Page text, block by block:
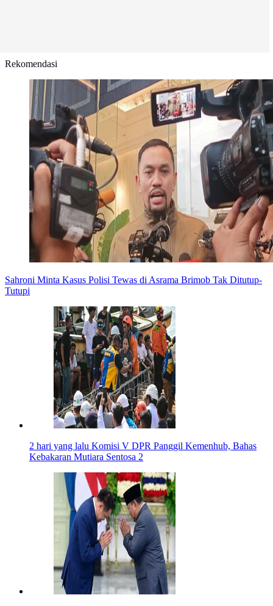
Rekomendasi
Sahroni Minta Kasus Polisi Tewas di Asrama Brimob Tak Ditutup-
Tutupi
2 hari yang lalu Komisi V DPR Panggil Kemenhub, Bahas
Kebakaran Mutiara Sentosa 2